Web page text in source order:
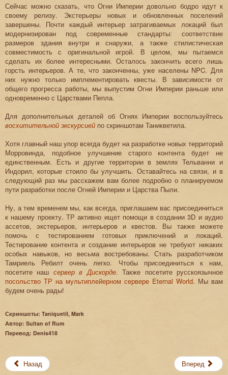
Сейчас можно сказать, что Огни Империи довольно бодро идут к
своему релизу. Экстерьеры новых и обновленных поселений
завершены. Почти каждый интерьер затрагиваемых локаций был
модернизирован под современные стандарты: соответствие
размеров здания внутри и снаружи, а также стилистическая
совместимость с оригинальной игрой. В целом, мы пытаемся
сделать их более интересными. Осталось закончить всего лишь
горсть интерьеров. А те, что законченны, уже населены NPC. Для
них нужно только имплементировать квесты. В зависимости от
общего прогресса работы, мы выпустим Огни Империи раньше или
одновременно с Царствами Пепла.
Для дополнительных деталей об Огнях Империи воспользуйтесь
восхитительной экскурсией по скриншотам Таникветила.
Хотя главный наш упор всегда будет на разработке новых территорий
Морровинда, подобное улучшение старого контента будет не
единственным. Есть и другие территории в землях Тельванни и
Индорил, которые стоило бы улучшить. Оставайтесь на связи, и в
следующий раз мы расскажем вам более подробно о планируемом
пути разработки после Огней Империи и Царства Пыли.
Ну, а тем временем мы, как всегда, приглашаем вас присоединиться
к нашему проекту. ТР активно ищет помощи в создании 3D и аудио
ассетов, экстерьеров, интерьеров и квестов. Вы также можете
помочь с тестированием готовых приключений и локаций.
Тестирование контента и создание интерьеров не требуют никаких
особых навыков, но весьма востребованы. Стать разработчиком
Тамриель Ребилт очень легко. Чтобы присоединиться к нам,
посетите наш сервер в Дискорде. Также посетите русскоязычное
посольство ТР на мультиплейерном сервере Eternal World. Мы вам
будем очень рады!
Скриншоты: Taniquetil, Mark
Автор: Sultan of Rum
Перевод: Denis418
Назад Вперед